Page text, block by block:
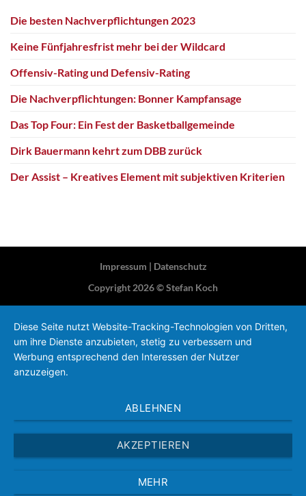
Die besten Nachverpflichtungen 2023
Keine Fünfjahresfrist mehr bei der Wildcard
Offensiv-Rating und Defensiv-Rating
Die Nachverpflichtungen: Bonner Kampfansage
Das Top Four: Ein Fest der Basketballgemeinde
Dirk Bauermann kehrt zum DBB zurück
Der Assist – Kreatives Element mit subjektiven Kriterien
Impressum | Datenschutz
Copyright 2026 ©Stefan Koch
Diese Seite nutzt Website-Tracking-Technologien von Dritten,
um ihre Dienste anzubieten, stetig zu verbessern und
Werbung entsprechend den Interessen der Nutzer
anzuzeigen.
ABLEHNEN
AKZEPTIEREN
MEHR